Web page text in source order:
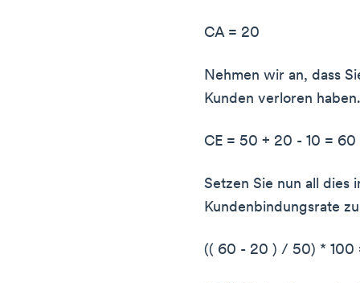
CA = 20
Nehmen wir an, dass
Kunden verloren
CE = 50 + 20 - 10 = 60
Setzen Sie nun all dies
Kundenbindungsrate
(( 60 - 20 ) / 50) * 100